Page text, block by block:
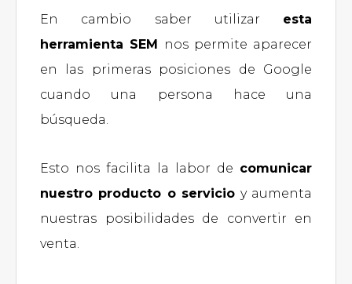
En cambio saber utilizar esta
herramienta SEM nos permite aparecer
en las primeras posiciones de Google
cuando una persona hace una
búsqueda.
Esto nos facilita la labor de comunicar
nuestro producto o servicio y aumenta
nuestras posibilidades de convertir en
venta.